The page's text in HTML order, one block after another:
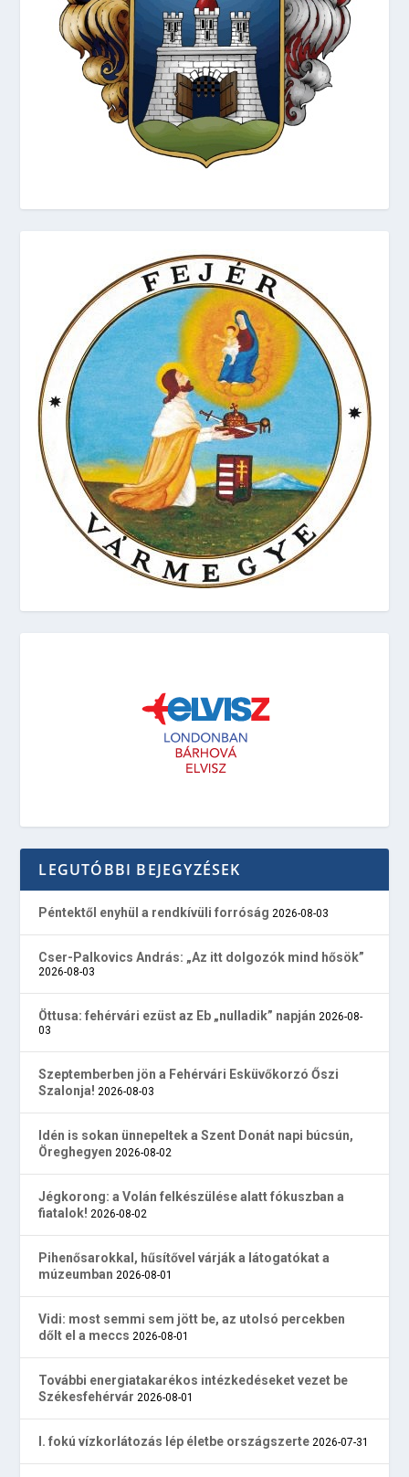
LEGUTÓBBI BEJEGYZÉSEK
Péntektől enyhül a rendkívüli forróság 2026-08-03
Cser-Palkovics András: „Az itt dolgozók mind hősök”
2026-08-03
Öttusa: fehérvári ezüst az Eb „nulladik” napján 2026-08-
03
Szeptemberben jön a Fehérvári Esküvőkorzó Őszi
Szalonja! 2026-08-03
Idén is sokan ünnepeltek a Szent Donát napi búcsún,
Öreghegyen 2026-08-02
Jégkorong: a Volán felkészülése alatt fókuszban a
fiatalok! 2026-08-02
Pihenősarokkal, hűsítővel várják a látogatókat a
múzeumban 2026-08-01
Vidi: most semmi sem jött be, az utolsó percekben
dőlt el a meccs 2026-08-01
További energiatakarékos intézkedéseket vezet be
Székesfehérvár 2026-08-01
I. fokú vízkorlátozás lép életbe országszerte 2026-07-31